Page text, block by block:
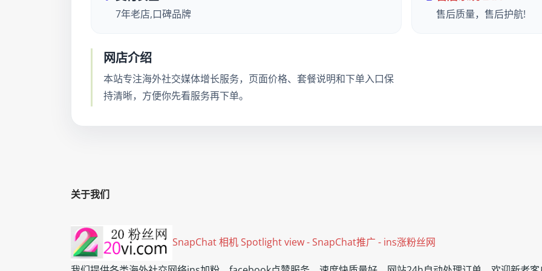
7年老店,口碑品牌 售后质量，售后护航!
网店介绍
本站专注海外社交媒体增长服务，页面价格、套餐说明和下单入口保
持清晰，方便你先看服务再下单。
关于我们
SnapChat 相机 Spotlight view - SnapChat推广 - ins涨粉丝网